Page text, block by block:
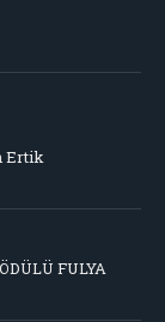
Ertik
FULYA